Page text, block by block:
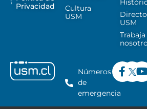
Privacidad
Cultura
USM
USM
Números
de
emergencia